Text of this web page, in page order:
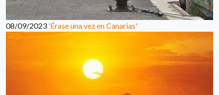
08/09/2023 'Érase una vez en Canarias'